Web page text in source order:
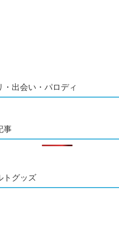
・出会い・パロディ
事
トグッズ